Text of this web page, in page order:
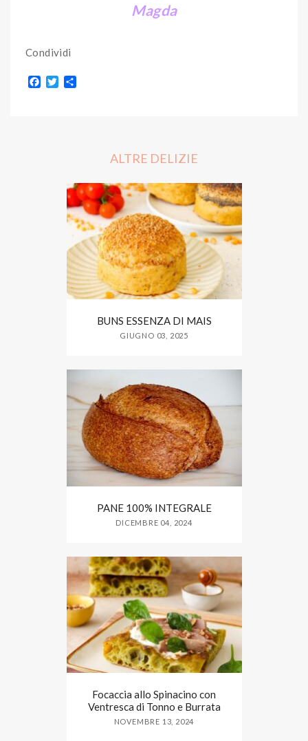
Magda
Condividi
F
T
ALTRE DELIZIE
BUNS ESSENZA DI MAIS
GIUGNO 03, 2025
PANE 100% INTEGRALE
DICEMBRE 04, 2024
Focaccia allo Spinacino con
Ventresca di Tonno e Burrata
NOVEMBRE 13, 2024